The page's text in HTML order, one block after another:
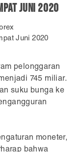
Juni 2020
Juni 2020
pelonggaran
745 miliar.
suku bunga ke
moneter,
bahwa